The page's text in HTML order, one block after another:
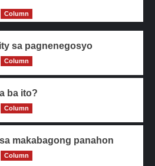
Column
sa pagnenegosyo
Column
ba ito?
Column
makabagong panahon
Column